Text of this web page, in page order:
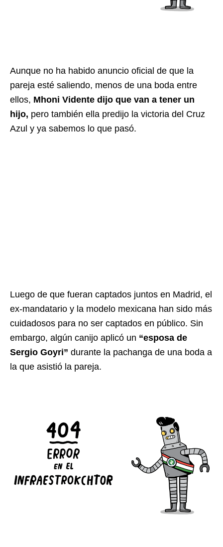
Aunque no ha habido anuncio oficial de que la
pareja esté saliendo, menos de una boda entre
ellos, Mhoni Vidente dijo que van a tener un
hijo, pero también ella predijo la victoria del Cruz
Azul y ya sabemos lo que pasó.
Luego de que fueran captados juntos en Madrid, el
ex-mandatario y la modelo mexicana han sido más
cuidadosos para no ser captados en público. Sin
embargo, algún canijo aplicó un “esposa de
Sergio Goyri” durante la pachanga de una boda a
la que asistió la pareja.